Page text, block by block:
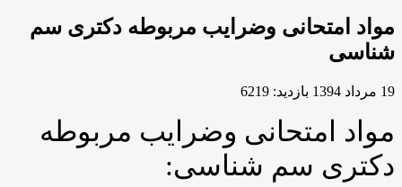
مواد امتحانی وضرایب مربوطه دکتری سم
شناسی
19 مرداد 1394 بازدید: 6219
مواد امتحانی وضرایب مربوطه
دکتری سم شناسی: